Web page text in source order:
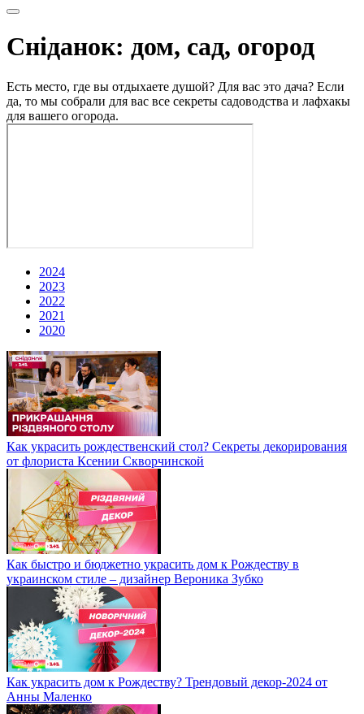
Сніданок: дом, сад, огород
Есть место, где вы отдыхаете душой? Для вас это дача? Если
да, то мы собрали для вас все секреты садоводства и лафхакы
для вашего огорода.
2024
2023
2022
2021
2020
Как украсить рождественский стол? Секреты декорирования
от флориста Ксении Скворчинской
Как быстро и бюджетно украсить дом к Рождеству в
украинском стиле – дизайнер Вероника Зубко
Как украсить дом к Рождеству? Трендовый декор-2024 от
Анны Маленко